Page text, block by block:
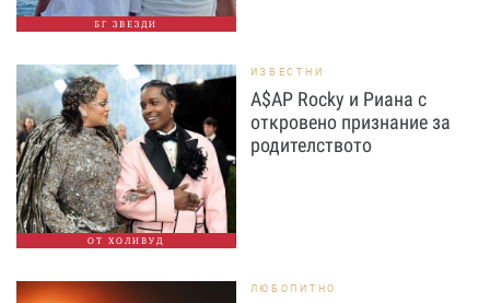
БГ ЗВЕЗДИ
ОТ ХОЛИВУД
ИЗВЕСТНИ
A$AP Rocky и Риана с
откровено признание за
родителството
ЛЮБОПИТНО